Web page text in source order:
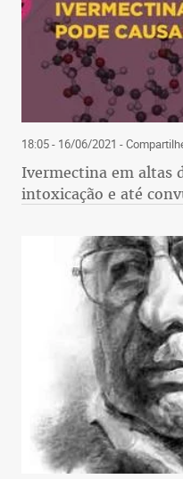
18:05 - 16/06/2021 -
Ivermectina em altas
intoxicação e até